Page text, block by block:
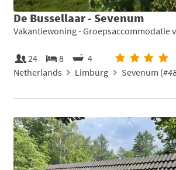
De Bussellaar - Sevenum
Vakantiewoning - Groepsaccommodatie
24 8
4
Netherlands
Limburg Sevenum (